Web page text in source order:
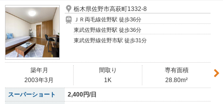
栃木県佐野市高萩町1332-8
ＪＲ両毛線佐野駅 徒歩36分
東武佐野線佐野駅 徒歩36分
東武佐野線佐野市駅 徒歩31分
築年月
2003年3月
間取り
1K
専有面積
28.80m²
スーパーショート
2,400円/日